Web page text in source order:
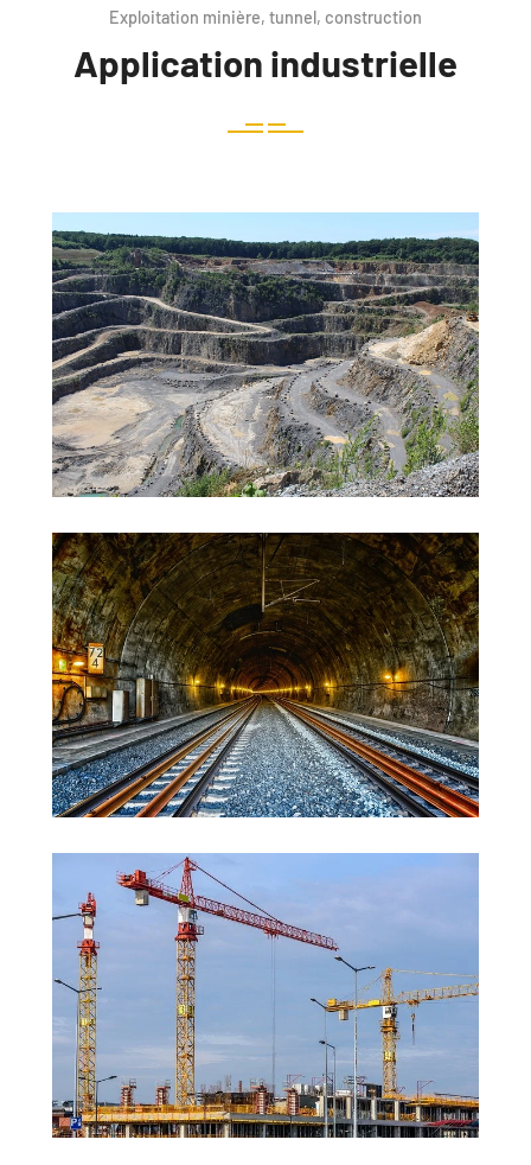
Exploitation minière, tunnel, construction
Application industrielle
Exploitation minière
Creuser un tunnel
Construction